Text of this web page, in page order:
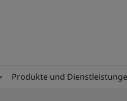
Produkte und